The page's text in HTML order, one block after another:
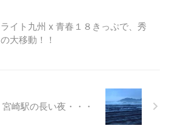
イト九州 x 青春１８きっぷで、秀
大移動！！
宮崎駅の長い夜・・・